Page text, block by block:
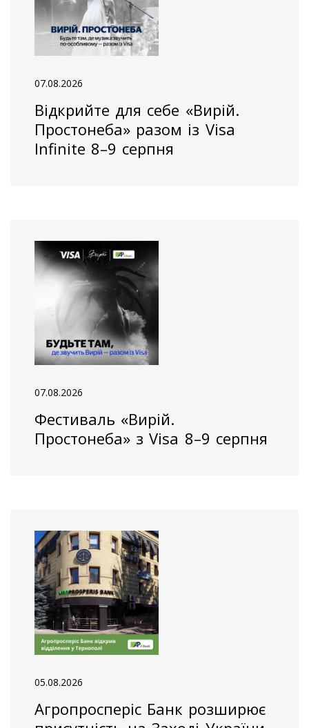
07.08.2026
Відкрийте для себе «Вирій.
Простонеба» разом із Visa
Infinite 8–9 серпня
07.08.2026
Фестиваль «Вирій.
Простонеба» з Visa 8–9 серпня
05.08.2026
Агропросперіс Банк розширює